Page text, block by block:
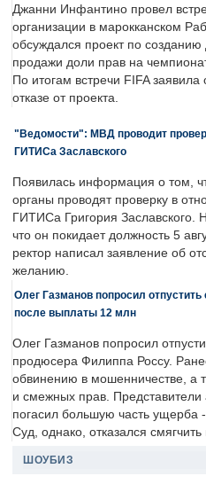
Джанни Инфантино провел
организации в марокканском
обсуждался проект по созданию
продажи доли прав на
По итогам встречи FIFA
отказе от проекта.
"Ведомости": МВД проводит
ГИТИСа Заславского
Появилась информация о том,
органы проводят проверку в
ГИТИСа Григория Заславского.
что он покидает должность 5
ректор написал заявление об
желанию.
Олег Газманов попросил
после выплаты 12 млн
Олег Газманов попросил
продюсера Филиппа Россу.
обвинению в мошенничестве, а
и смежных прав. Представители
погасил большую часть ущерба
Суд, однако, отказался
ШОУБИЗ